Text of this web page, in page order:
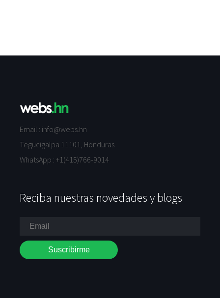
Email : info@webs.hn
Tegucigalpa 11101, Honduras
WhatsApp : +1(415)766-9014
Reciba nuestras novedades y blogs